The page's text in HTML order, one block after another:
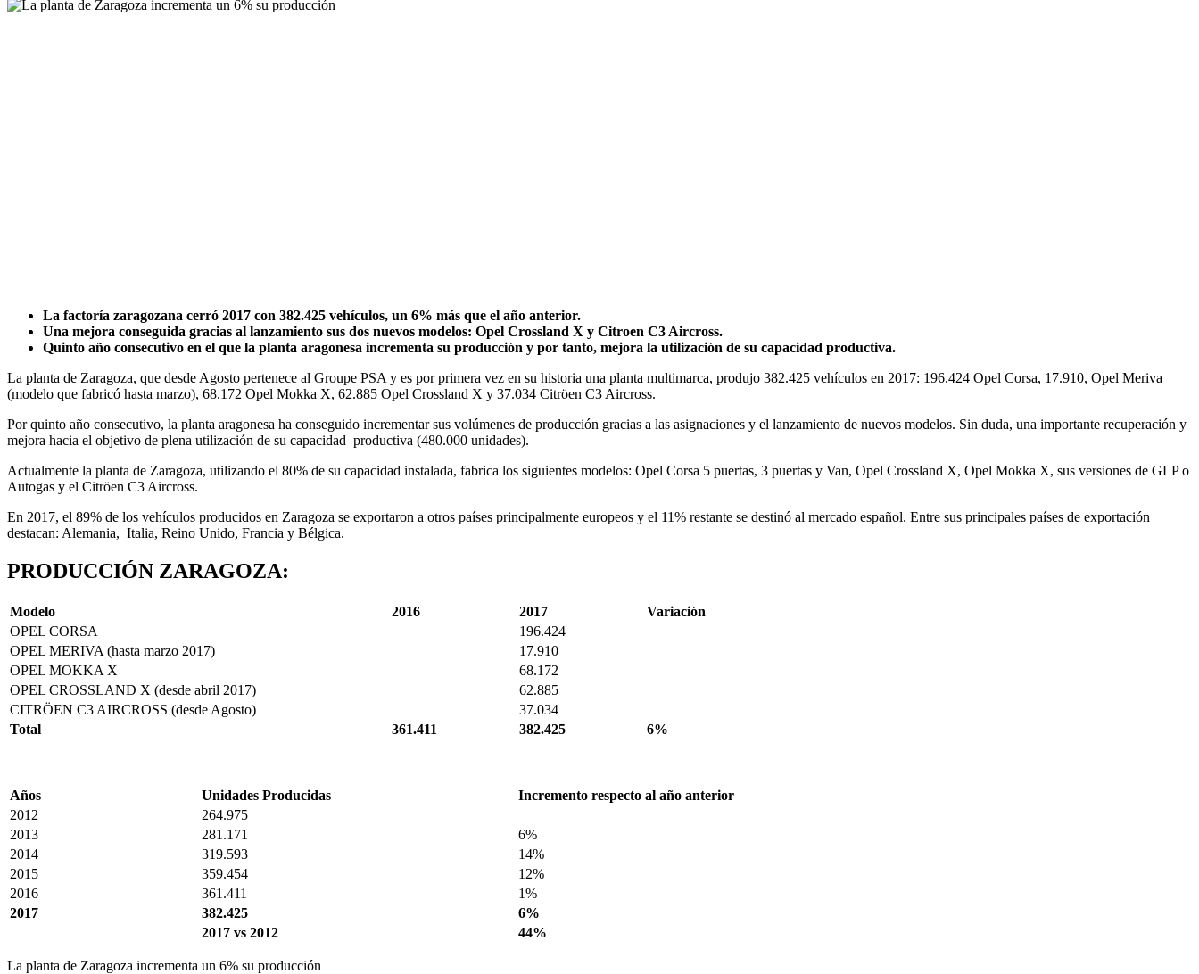
La factoría zaragozana cerró 2017 con 382.425 vehículos, un 6% más que el año anterior.
Una mejora conseguida gracias al lanzamiento sus dos nuevos modelos: Opel Crossland X y Citroen C3 Aircross.
Quinto año consecutivo en el que la planta aragonesa incrementa su producción y por tanto, mejora la utilización de su capacidad productiva.
La planta de Zaragoza, que desde Agosto pertenece al Groupe PSA y es por primera vez en su historia una planta multimarca, produjo 382.425 vehículos en 2017: 196.424 Opel Corsa, 17.910, Opel Meriva
(modelo que fabricó hasta marzo), 68.172 Opel Mokka X, 62.885 Opel Crossland X y 37.034 Citröen C3 Aircross.
Por quinto año consecutivo, la planta aragonesa ha conseguido incrementar sus volúmenes de producción gracias a las asignaciones y el lanzamiento de nuevos modelos. Sin duda, una importante recuperación y
mejora hacia el objetivo de plena utilización de su capacidad productiva (480.000 unidades).
Actualmente la planta de Zaragoza, utilizando el 80% de su capacidad instalada, fabrica los siguientes modelos: Opel Corsa 5 puertas, 3 puertas y Van, Opel Crossland X, Opel Mokka X, sus versiones de GLP o
Autogas y el Citröen C3 Aircross.
En 2017, el 89% de los vehículos producidos en Zaragoza se exportaron a otros países principalmente europeos y el 11% restante se destinó al mercado español. Entre sus principales países de exportación
destacan: Alemania, Italia, Reino Unido, Francia y Bélgica.
PRODUCCIÓN ZARAGOZA:
Modelo 2016 2017
Variación
OPEL CORSA
196.424
OPEL MERIVA (hasta marzo 2017)
17.910
OPEL MOKKA X
68.172
OPEL CROSSLAND X (desde abril 2017)
62.885
CITRÖEN C3 AIRCROSS (desde Agosto)
37.034
Total
361.411 382.425 6%
Años Unidades Producidas
Incremento respecto al año anterior
2012
264.975
2013
281.171
6%
2014
319.593
14%
2015
359.454
12%
2016
361.411
1%
2017
382.425
6%
2017 vs 2012
44%
La planta de Zaragoza incrementa un 6% su producción